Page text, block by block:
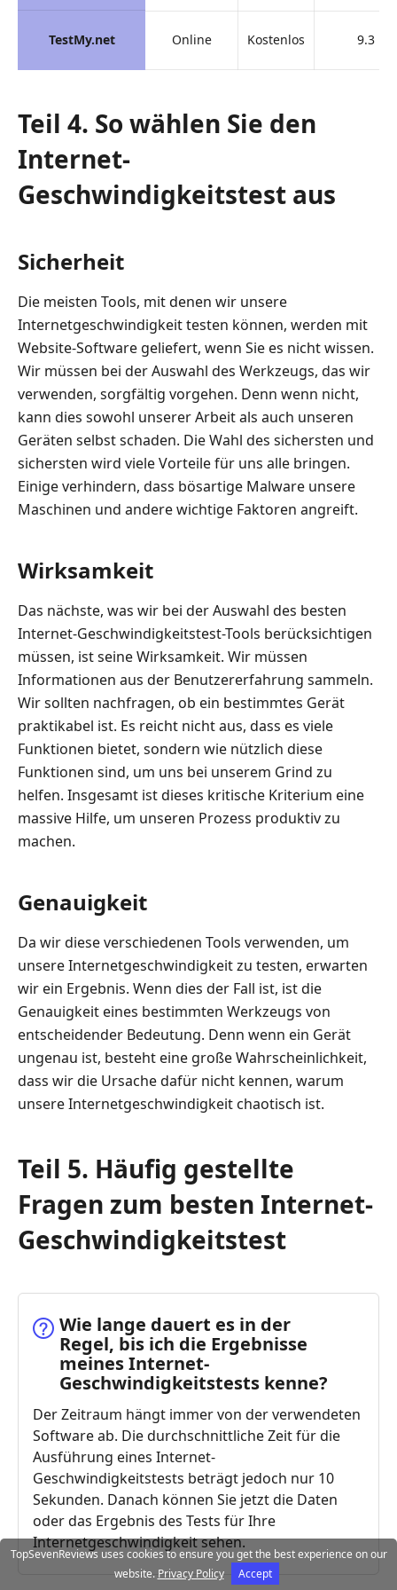
TestMy.net Online Kostenlos 9.3
Teil 4. So wählen Sie den
Internet-
Geschwindigkeitstest aus
Sicherheit
Die meisten Tools, mit denen wir unsere
Internetgeschwindigkeit testen können, werden mit
Website-Software geliefert, wenn Sie es nicht wissen.
Wir müssen bei der Auswahl des Werkzeugs, das wir
verwenden, sorgfältig vorgehen. Denn wenn nicht,
kann dies sowohl unserer Arbeit als auch unseren
Geräten selbst schaden. Die Wahl des sichersten und
sichersten wird viele Vorteile für uns alle bringen.
Einige verhindern, dass bösartige Malware unsere
Maschinen und andere wichtige Faktoren angreift.
Wirksamkeit
Das nächste, was wir bei der Auswahl des besten
Internet-Geschwindigkeitstest-Tools berücksichtigen
müssen, ist seine Wirksamkeit. Wir müssen
Informationen aus der Benutzererfahrung sammeln.
Wir sollten nachfragen, ob ein bestimmtes Gerät
praktikabel ist. Es reicht nicht aus, dass es viele
Funktionen bietet, sondern wie nützlich diese
Funktionen sind, um uns bei unserem Grind zu
helfen. Insgesamt ist dieses kritische Kriterium eine
massive Hilfe, um unseren Prozess produktiv zu
machen.
Genauigkeit
Da wir diese verschiedenen Tools verwenden, um
unsere Internetgeschwindigkeit zu testen, erwarten
wir ein Ergebnis. Wenn dies der Fall ist, ist die
Genauigkeit eines bestimmten Werkzeugs von
entscheidender Bedeutung. Denn wenn ein Gerät
ungenau ist, besteht eine große Wahrscheinlichkeit,
dass wir die Ursache dafür nicht kennen, warum
unsere Internetgeschwindigkeit chaotisch ist.
Teil 5. Häufig gestellte
Fragen zum besten Internet-
Geschwindigkeitstest
Wie lange dauert es in der
Regel, bis ich die Ergebnisse
meines Internet-
Geschwindigkeitstests kenne?
Der Zeitraum hängt immer von der verwendeten
Software ab. Die durchschnittliche Zeit für die
Ausführung eines Internet-
Geschwindigkeitstests beträgt jedoch nur 10
Sekunden. Danach können Sie jetzt die Daten
oder das Ergebnis des Tests für Ihre
Internetgeschwindigkeit sehen.
TopSevenReviews uses cookies to ensure you get the best experience on our
website. Privacy Policy Accept